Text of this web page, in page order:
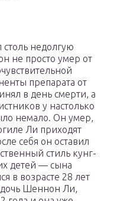
недолгую
не просто умер от
препарата от
в день смерти, а
у настолько
немало. Он умер,
Ли приходят
себя он оставил
стиль кунг-
детей — сына
в возрасте 28 лет
Шеннон Ли,